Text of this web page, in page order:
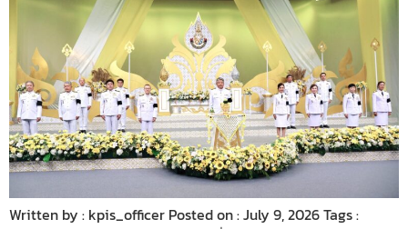
Written by : kpis_officer Posted on : July 9, 2026 Tags :